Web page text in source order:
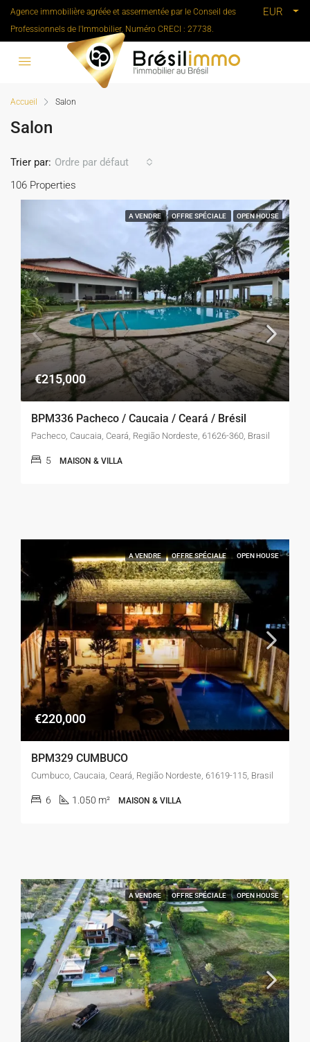
Agence immobilière agréée et assermentée par le Conseil des
Professionnels de l'Immobilier. Numéro CRECI : 27738.
EUR
Accueil Salon
Salon
106 Properties
Trier par: Ordre par défaut
A VENDRE OFFRE SPÉCIALE OPEN HOUSE
€215,000
BPM336 Pacheco / Caucaia / Ceará / Brésil
Pacheco, Caucaia, Ceará, Região Nordeste, 61626-360, Brasil
5 MAISON & VILLA
A VENDRE OFFRE SPÉCIALE OPEN HOUSE
€220,000
BPM329 CUMBUCO
Cumbuco, Caucaia, Ceará, Região Nordeste, 61619-115, Brasil
6 1.050 m² MAISON & VILLA
A VENDRE OFFRE SPÉCIALE OPEN HOUSE